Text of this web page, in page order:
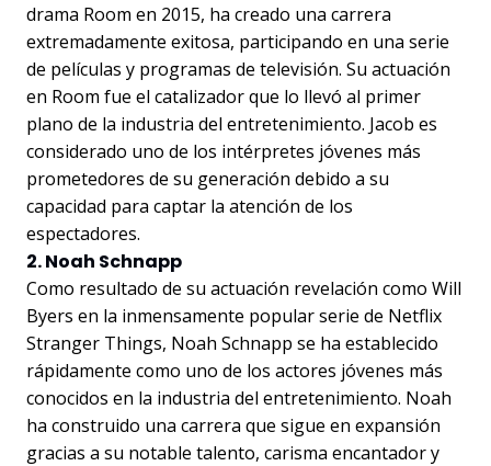
drama Room en 2015, ha creado una carrera
extremadamente exitosa, participando en una serie
de películas y programas de televisión. Su actuación
en Room fue el catalizador que lo llevó al primer
plano de la industria del entretenimiento. Jacob es
considerado uno de los intérpretes jóvenes más
prometedores de su generación debido a su
capacidad para captar la atención de los
espectadores.
2. Noah Schnapp
Como resultado de su actuación revelación como Will
Byers en la inmensamente popular serie de Netflix
Stranger Things, Noah Schnapp se ha establecido
rápidamente como uno de los actores jóvenes más
conocidos en la industria del entretenimiento. Noah
ha construido una carrera que sigue en expansión
gracias a su notable talento, carisma encantador y